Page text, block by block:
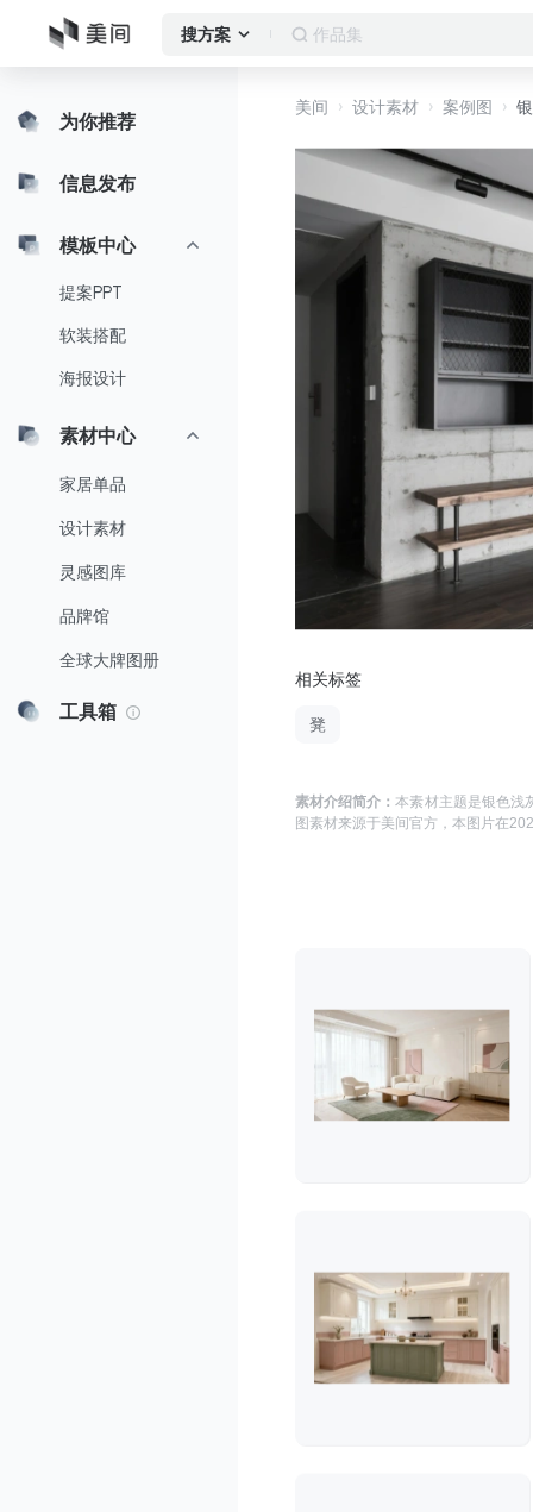
搜方案 作品集
为你推荐
信息发布
模板中心
提案PPT
软装搭配
海报设计
素材中心
家居单品
设计素材
灵感图库
品牌馆
全球大牌图册
工具箱
美间 设计素材 案例图
相关标签
凳
素材介绍简介：本素材主题是银色浅
图 素材来源于美间官方 ，本图片在